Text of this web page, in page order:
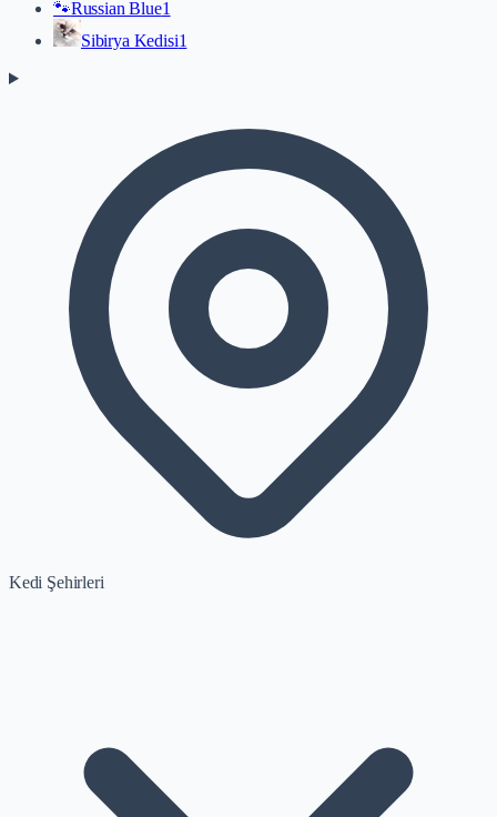
🐾Russian Blue1
Sibirya Kedisi1
Kedi Şehirleri